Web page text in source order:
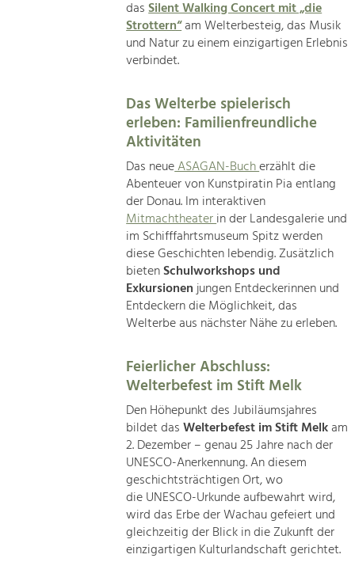
dasSilent Walking Concert mit „die
Strottern“am Welterbesteig, das Musik
und Natur zu einem einzigartigen Erlebnis
verbindet.
Das Welterbe spielerisch
erleben: Familienfreundliche
Aktivitäten
Das neueASAGAN-Bucherzählt die
Abenteuer von Kunstpiratin Pia entlang
der Donau. Im interaktiven
Mitmachtheaterin der Landesgalerie und
im Schifffahrtsmuseum Spitz werden
diese Geschichten lebendig. Zusätzlich
bietenSchulworkshops und
Exkursionenjungen Entdeckerinnen und
Entdeckern die Möglichkeit, das
Welterbe aus nächster Nähe zu erleben.
Feierlicher Abschluss:
Welterbefest im Stift Melk
Den Höhepunkt des Jubiläumsjahres
bildet dasWelterbefest im Stift Melkam
2. Dezember – genau 25 Jahre nach der
UNESCO-Anerkennung. An diesem
geschichtsträchtigen Ort, wo
die UNESCO-Urkunde aufbewahrt wird,
wird das Erbe der Wachau gefeiert und
gleichzeitig der Blick in die Zukunft der
einzigartigen Kulturlandschaft gerichtet.